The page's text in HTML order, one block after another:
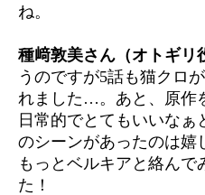
ね。
種﨑敦美さん（オトギリ
うのですが5話も猫クロ
れました…。あと、原作
日常的でとてもいいな
のシーンがあったのは嬉
もっとベルキアと絡ん
た！